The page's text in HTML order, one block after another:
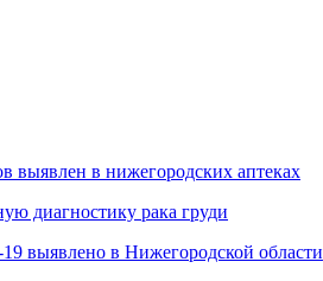
выявлен в нижегородских аптеках
диагностику рака груди
выявлено в Нижегородской области